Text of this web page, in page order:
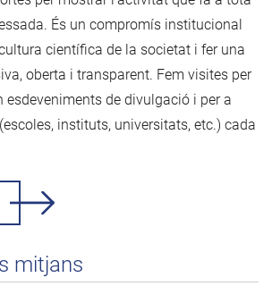
És un compromís institucional
científica de la societat i fer una
oberta i transparent. Fem visites per
esdeveniments de divulgació i per a
instituts, universitats, etc.) cada
mitjans